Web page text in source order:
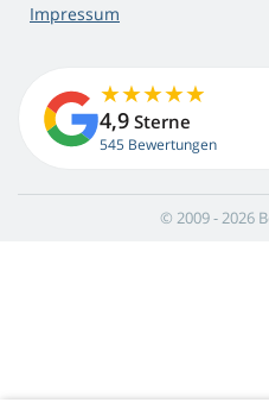
Impressum
4,9 Sterne
545 Bewertungen
© 2009 - 2026